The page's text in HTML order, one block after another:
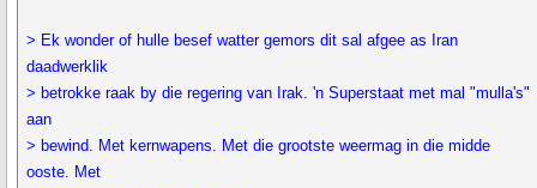
> Ek wonder of hulle besef watter gemors dit sal afgee as Iran
daadwerklik
> betrokke raak by die regering van Irak. 'n Superstaat met mal "mulla's"
aan
> bewind. Met kernwapens. Met die grootste weermag in die midde
ooste. Met